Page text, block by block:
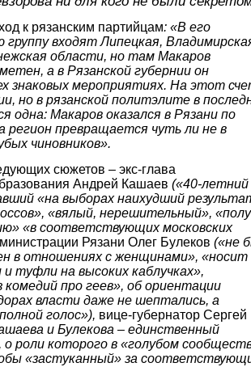
к рязанским партийцам: «В его
входят Липецкая,
области, но там Макаров
а в Рязанской губернии он
знаковых мероприятиях. На этот
но в рязанской политэлите в
одна: Макаров оказался в Рязани по
регион превращается чуть ли не в
чиновников».
сюжетов – экс-глава
Андрей Кашаев («40-летний
«на выборах наихудший
«вялый, нерешительный»,
«в соответствующих московских
Рязани Олег Булеков («не
в отношениях с женщинами», «носит
туфли на высоких каблучках»,
про геев», об ориентации
власти даже не шептались, а
голос»), вице-губернатор Сергей
и Булекова – единственный
о роли которого в «голубом
«застуканный» за